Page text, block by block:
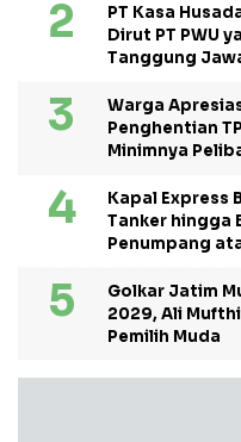
PT Kasa
Dirut PT PWU
Tanggung
Warga
Penghentian
Minimnya
Kapal Express
Tanker hingga
Penumpang
Golkar Jatim
2029, Ali
Pemilih Muda